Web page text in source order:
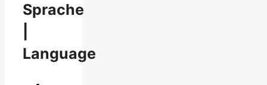
Sprache
Language